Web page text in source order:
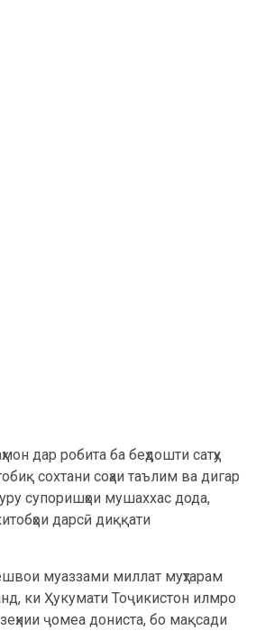
дар робита ба беҳдошти сатҳу
сохтани соҳаи таълим ва дигар
супоришҳои мушаххас дода,
дарсӣ диққати
муаззами миллат муҳтарам
ки Ҳукумати Тоҷикистон илмро
ҷомеа дониста, бо мақсади